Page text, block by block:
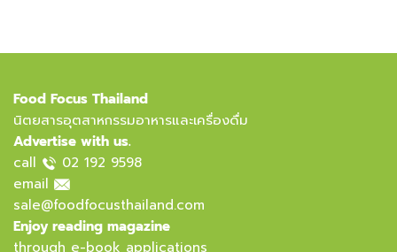
Food Focus Thailand
นิตยสารอุตสาหกรรมอาหารและเครื่องดื่ม
Advertise with us.
call
02 192 9598
email
sale@foodfocusthailand.com
Enjoy reading magazine
through e-book applications